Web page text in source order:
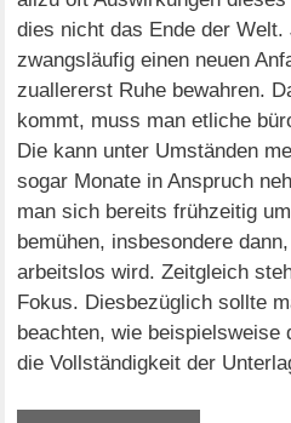
dies nicht das Ende der
zwangsläufig einen neuen
zuallererst Ruhe bewahren.
kommt, muss man etliche
Die kann unter Umständen
sogar Monate in Anspruch
man sich bereits frühzeitig
bemühen, insbesondere
arbeitslos wird. Zeitgleich
Fokus. Diesbezüglich sollte
beachten, wie beispielsweise
die Vollständigkeit der